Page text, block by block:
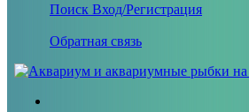
Поиск Вход/Регистрация
Обратная связь